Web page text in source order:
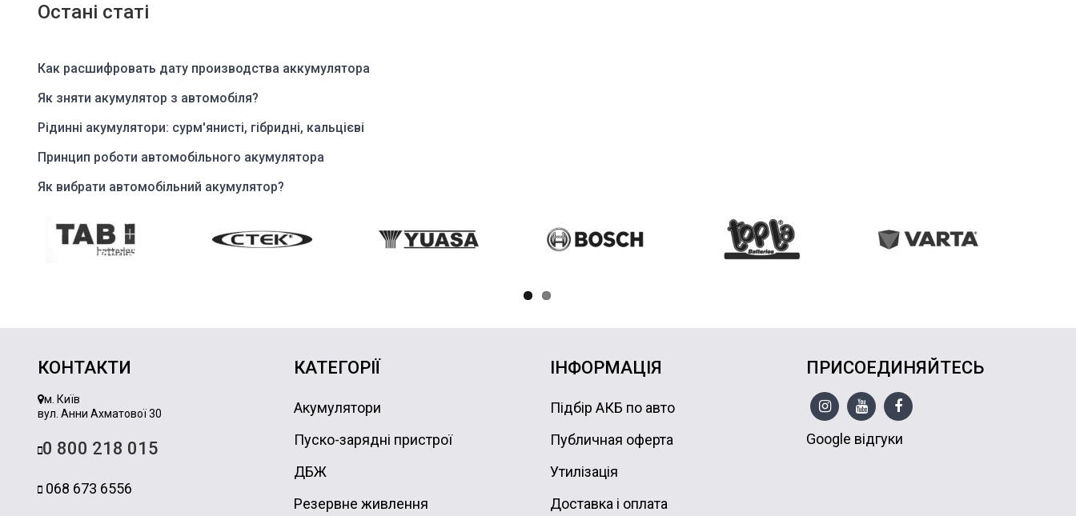
Остані статі
Как расшифровать дату производства аккумулятора
Як зняти акумулятор з автомобіля?
Рідинні акумулятори: сурм'янисті, гібридні, кальцієві
Принцип роботи автомобільного акумулятора
Як вибрати автомобільний акумулятор?
КОНТАКТИ
м. Київ
вул. Анни Ахматової 30
0 800 218 015
068 673 6556
КАТЕГОРІЇ
Акумулятори
Пуско-зарядні пристрої
ДБЖ
Резервне живлення
ІНФОРМАЦІЯ
Підбір АКБ по авто
Публичная оферта
Утилізація
Доставка і оплата
ПРИСОЕДИНЯЙТЕСЬ
Google відгуки